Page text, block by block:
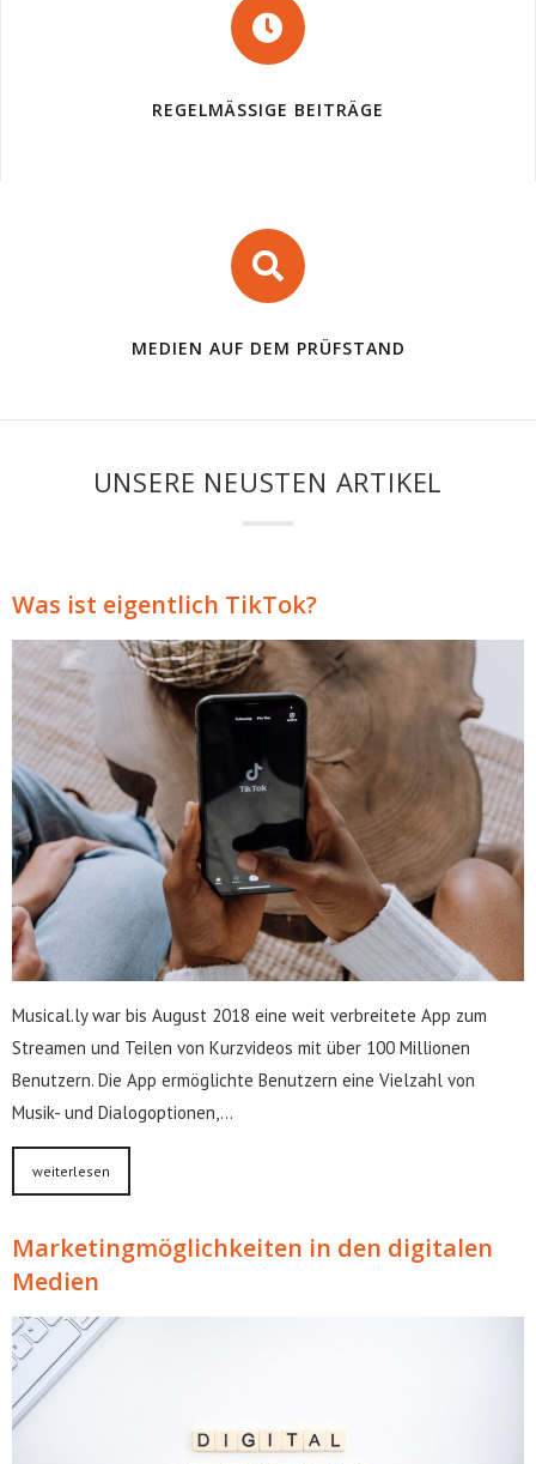
REGELMÄSSIGE BEITRÄGE
MEDIEN AUF DEM PRÜFSTAND
UNSERE NEUSTEN ARTIKEL
Was ist eigentlich TikTok?
Musical.ly war bis August 2018 eine weit verbreitete App zum
Streamen und Teilen von Kurzvideos mit über 100 Millionen
Benutzern. Die App ermöglichte Benutzern eine Vielzahl von
Musik- und Dialogoptionen,…
weiterlesen
Marketingmöglichkeiten in den digitalen
Medien